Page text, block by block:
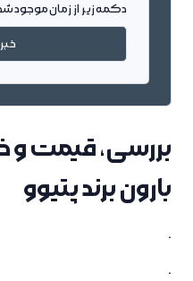
دکمه زیر از زمان موجود
بررسی، قیمت و
بارون برند پتیوو
.
.